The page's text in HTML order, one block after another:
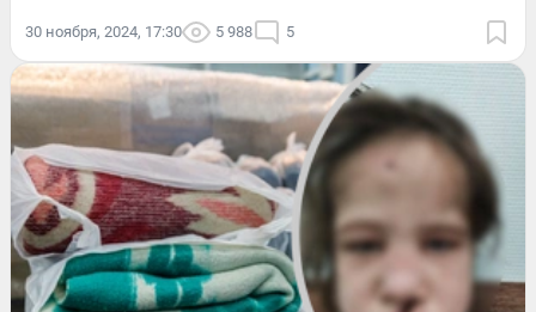
30 ноября, 2024, 17:30 5 988 5